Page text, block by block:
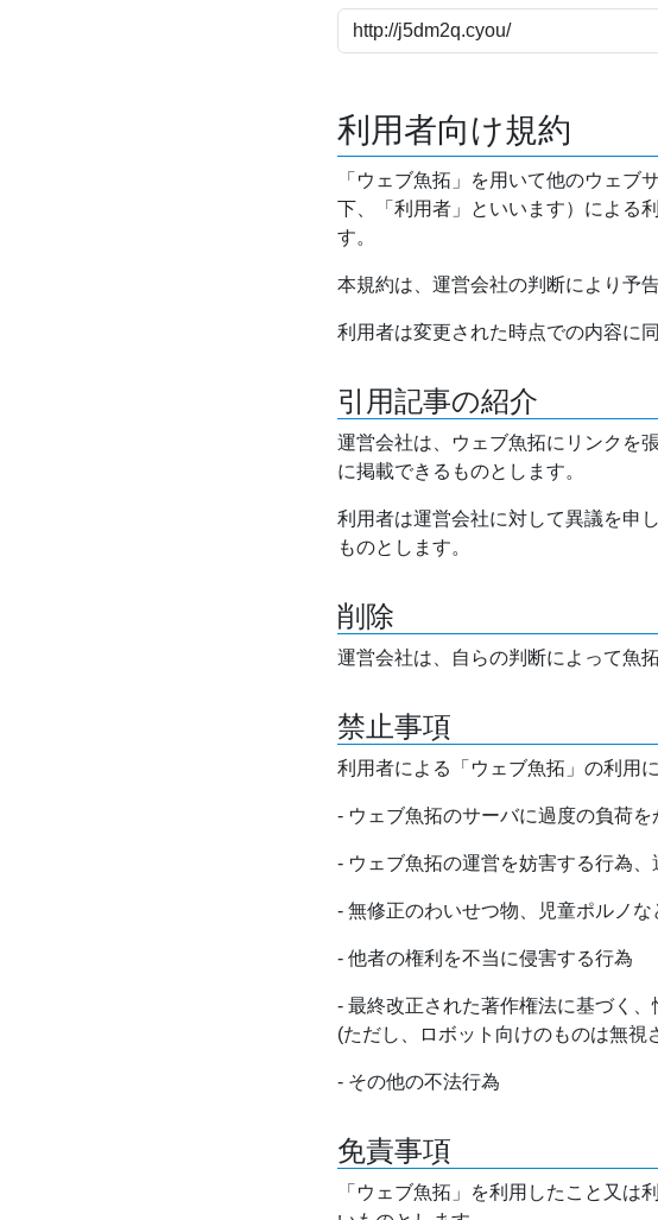
利用者向け規約
「ウェブ魚拓」を用いて他のウェブ
下、「利用者」といいます）による
す。
本規約は、運営会社の判断により予
利用者は変更された時点での内容に
引用記事の紹介
運営会社は、ウェブ魚拓にリンクを
に掲載できるものとします。
利用者は運営会社に対して異議を申
ものとします。
削除
運営会社は、自らの判断によって魚
禁止事項
利用者による「ウェブ魚拓」の利用
- ウェブ魚拓のサーバに過度の負荷を
- ウェブ魚拓の運営を妨害する行為
- 無修正のわいせつ物、児童ポルノ
- 他者の権利を不当に侵害する行為
- 最終改正された著作権法に基づく
(ただし、ロボット向けのものは無視
- その他の不法行為
免責事項
「ウェブ魚拓」を利用したこと又